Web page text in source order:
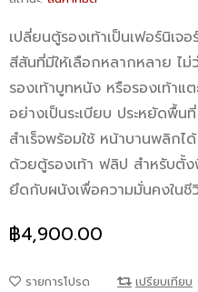
เปลี่ยนตู้รองเท้าเป็นเฟอร์นิเ
สีสันที่มีให้เลือกหลากหลาย ไม่
รองเท้าบูทหนัง หรือรองเท้าแ
อย่างเป็นระเบียบ ประหยัดพื้น
สำเร็จพร้อมใช้ หน้าบานพลิกไ
ด้วยตู้รองเท้า ฟลิป สำหรับตั้ง
ยึดกับผนังเพื่อความมั่นคงในชี
฿4,900.00
รายการโปรด เปรียบเทียบ